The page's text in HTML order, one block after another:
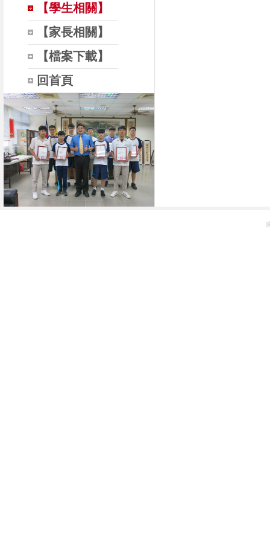
【學生相關】
【家長相關】
【檔案下載】
回首頁